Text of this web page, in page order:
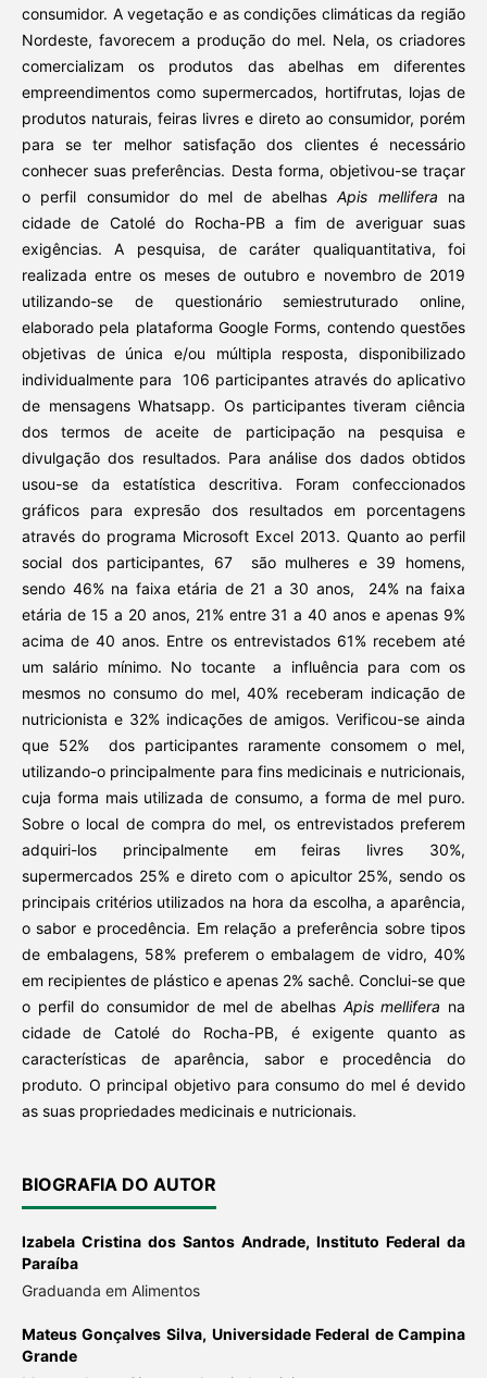
consumidor. A vegetação e as condições climáticas da região
Nordeste, favorecem a produção do mel. Nela, os criadores
comercializam os produtos das abelhas em diferentes
empreendimentos como supermercados, hortifrutas, lojas de
produtos naturais, feiras livres e direto ao consumidor, porém
para se ter melhor satisfação dos clientes é necessário
conhecer suas preferências. Desta forma, objetivou-se traçar
o perfil consumidor do mel de abelhasApis mellifera na
cidade de Catolé do Rocha-PB a fim de averiguar suas
exigências. A pesquisa, de caráter qualiquantitativa, foi
realizada entre os meses de outubro e novembro de 2019
utilizando-se de questionário semiestruturado online,
elaborado pela plataforma Google Forms, contendo questões
objetivas de única e/ou múltipla resposta, disponibilizado
individualmente para 106 participantes através do aplicativo
de mensagens Whatsapp. Os participantes tiveram ciência
dos termos de aceite de participação na pesquisa e
divulgação dos resultados. Para análise dos dados obtidos
usou-se da estatística descritiva. Foram confeccionados
gráficos para expresão dos resultados em porcentagens
através do programa Microsoft Excel 2013. Quanto ao perfil
social dos participantes, 67 são mulheres e 39 homens,
sendo 46% na faixa etária de 21 a 30 anos, 24% na faixa
etária de 15 a 20 anos, 21% entre 31 a 40 anos e apenas 9%
acima de 40 anos. Entre os entrevistados 61% recebem até
um salário mínimo. No tocante a influência para com os
mesmos no consumo do mel, 40% receberam indicação de
nutricionista e 32% indicações de amigos. Verificou-se ainda
que 52% dos participantes raramente consomem o mel,
utilizando-o principalmente para fins medicinais e nutricionais,
cuja forma mais utilizada de consumo, a forma de mel puro.
Sobre o local de compra do mel, os entrevistados preferem
adquiri-los principalmente em feiras livres 30%,
supermercados 25% e direto com o apicultor 25%, sendo os
principais critérios utilizados na hora da escolha, a aparência,
o sabor e procedência. Em relação a preferência sobre tipos
de embalagens, 58% preferem o embalagem de vidro, 40%
em recipientes de plástico e apenas 2% sachê. Conclui-se que
o perfil do consumidor de mel de abelhas Apis mellifera na
cidade de Catolé do Rocha-PB, é exigente quanto as
características de aparência, sabor e procedência do
produto. O principal objetivo para consumo do mel é devido
as suas propriedades medicinais e nutricionais.
BIOGRAFIA DO AUTOR
Izabela Cristina dos Santos Andrade,Instituto Federal da
Paraíba
Graduanda em Alimentos
Mateus Gonçalves Silva, Universidade Federal de Campina
Grande